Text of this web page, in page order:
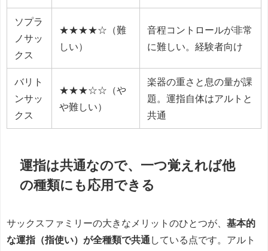
ソプラ
ノサッ
クス
★★★★☆（難
しい）
音程コントロールが非常
に難しい。経験者向け
バリト
ンサッ
クス
★★★☆☆（や
や難しい）
楽器の重さと息の量が課
題。運指自体はアルトと
共通
運指は共通なので、一つ覚えれば他
の種類にも応用できる
サックスファミリーの大きなメリットのひとつが、 基本的
な運指（指使い）が全種類で共通 している点です。アルト